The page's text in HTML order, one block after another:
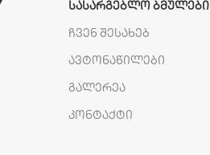
ᲡᲐᲡᲐᲠᲒᲔᲑᲚᲝ ᲑᲛᲣᲚᲔᲑᲘ
ჩვენ შესახებ
ავტონაწილები
გალერეა
კონტაქტი